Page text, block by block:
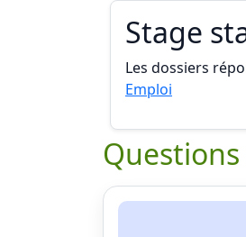
Stage
Les dossiers
Emploi